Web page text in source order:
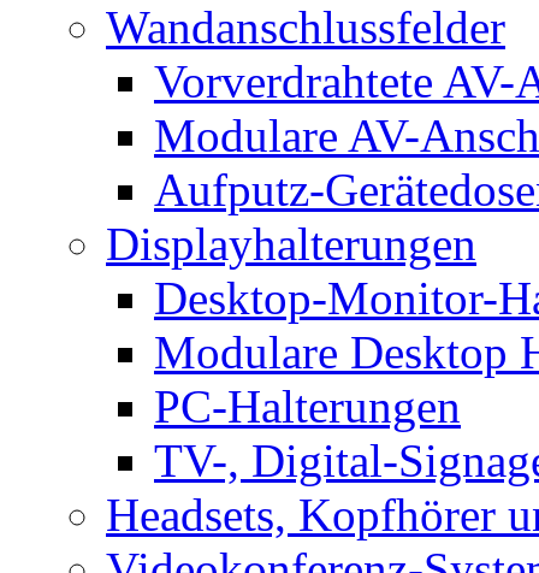
Wandanschlussfelder
Vorverdrahtete AV-
Modulare AV-
Aufputz-
Displayhalterungen
Desktop-Monitor-
Modulare Desktop
PC-Halterungen
TV-, Digital-
Headsets, Kopfhörer